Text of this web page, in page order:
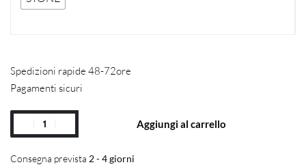
Spedizioni rapide 48-72ore
Pagamenti sicuri
Aggiungi al carrello
Consegna prevista 2 - 4 giorni